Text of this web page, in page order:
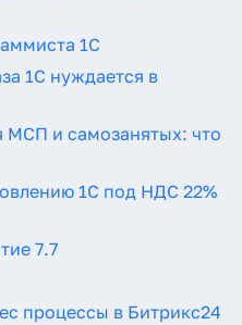
1С
1С нуждается в
МСП и самозанятых: что
1С под НДС 22%
7.7
процессы в Битрикс24